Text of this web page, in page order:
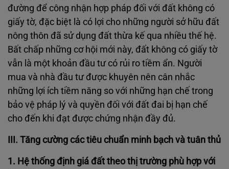
đường để công nhận hợp pháp đối với đất không có
giấy tờ, đặc biệt là có lợi cho những người sở hữu đất
nông thôn đã sử dụng đất thừa kế qua nhiều thế hệ.
Bất chấp những cơ hội mới này, đất không có giấy tờ
vẫn là một khoản đầu tư có rủi ro tiềm ẩn. Người
mua và nhà đầu tư được khuyên nên cân nhắc
những lợi ích tiềm năng so với những hạn chế trong
bảo vệ pháp lý và quyền đối với đất đai bị hạn chế
cho đến khi đạt được chứng nhận đầy đủ.
III. Tăng cường các tiêu chuẩn minh bạch và tuân thủ
1. Hệ thống định giá đất theo thị trường phù hợp với